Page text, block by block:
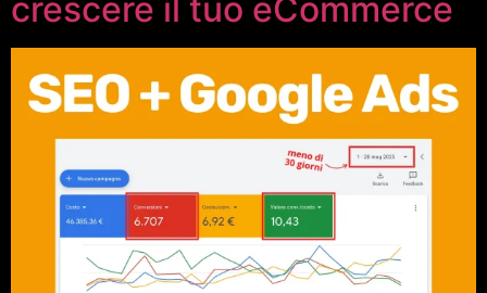
crescere il tuo eCommerce